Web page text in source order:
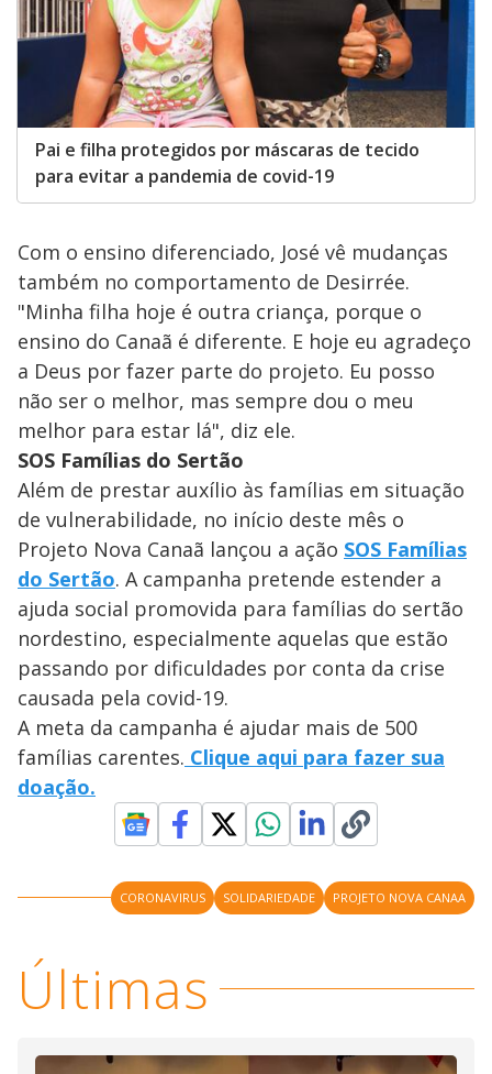
Pai e filha protegidos por máscaras de tecido
para evitar a pandemia de covid-19
Com o ensino diferenciado, José vê mudanças
também no comportamento de Desirrée.
"Minha filha hoje é outra criança, porque o
ensino do Canaã é diferente. E hoje eu agradeço
a Deus por fazer parte do projeto. Eu posso
não ser o melhor, mas sempre dou o meu
melhor para estar lá", diz ele.
SOS Famílias do Sertão
Além de prestar auxílio às famílias em situação
de vulnerabilidade, no início deste mês o
Projeto Nova Canaã lançou a ação SOS Famílias
do Sertão. A campanha pretende estender a
ajuda social promovida para famílias do sertão
nordestino, especialmente aquelas que estão
passando por dificuldades por conta da crise
causada pela covid-19.
A meta da campanha é ajudar mais de 500
famílias carentes. Clique aqui para fazer sua
doação.
CORONAVIRUS SOLIDARIEDADE PROJETO NOVA CANAA
Últimas